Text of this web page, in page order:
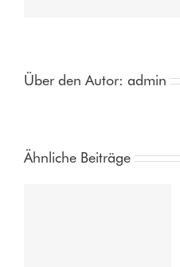
Über den Autor: admin
Ähnliche Beiträge